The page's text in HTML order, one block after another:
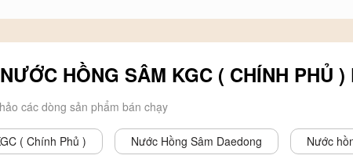
tàn nhang trên da.
của hệ thống thần kinh, giúp tinh thần luôn ở trạng thái thoải mái, thư
HỒNG SÂM KGC ( CHÍNH PHỦ )
các dòng sản phẩm bán chạy
( Chính Phủ ) Nước Hồng Sâm Daedong Nước